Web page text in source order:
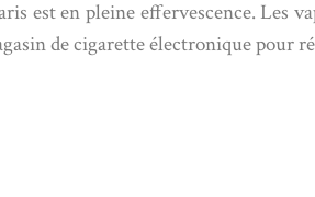
est en pleine effervescence. Les
de cigarette électronique pour